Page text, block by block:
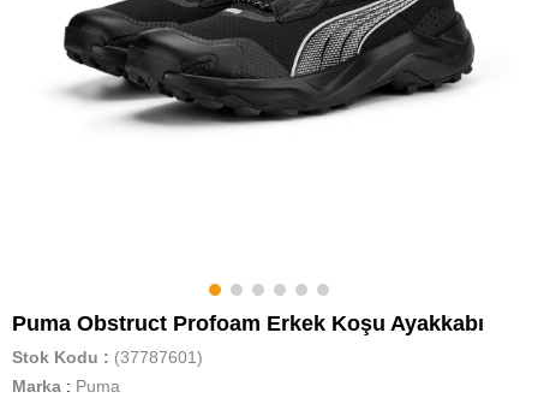
Puma Obstruct Profoam Erkek Koşu Ayakkabı
Stok Kodu
(37787601)
Marka : Puma